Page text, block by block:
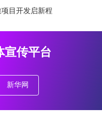
目开发启新程
宣传平台
新华网